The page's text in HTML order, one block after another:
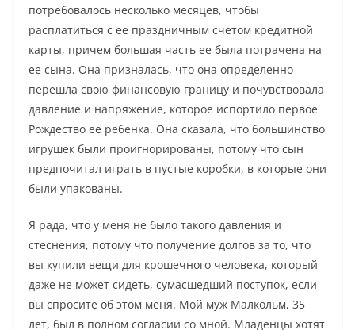
потребовалось несколько месяцев, чтобы
расплатиться с ее праздничным счетом кредитной
карты, причем большая часть ее была потрачена на
ее сына. Она призналась, что она определенно
перешла свою финансовую границу и почувствовала
давление и напряжение, которое испортило первое
Рождество ее ребенка. Она сказала, что большинство
игрушек были проигнорированы, потому что сын
предпочитал играть в пустые коробки, в которые они
были упакованы.
Я рада, что у меня не было такого давления и
стеснения, потому что получение долгов за то, что
вы купили вещи для крошечного человека, который
даже не может сидеть, сумасшедший поступок, если
вы спросите об этом меня. Мой муж Малкольм, 35 ​​
лет, был в полном согласии со мной. Младенцы хотят